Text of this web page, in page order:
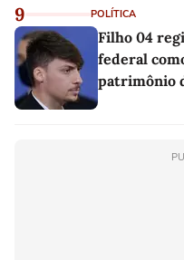
9 POLÍTICA
Filho 04
federal
patrimônio